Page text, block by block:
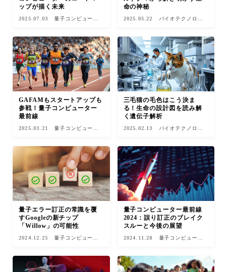
ップが描く未来
2025.07.03
量子コンピュータ
命の神秘
2025.05.22
バイオテクノロジ
GAFAMもスタートアップも
参戦！量子コンピューター
最前線
2025.03.21
量子コンピュータ
三毛猫の毛色はこう決ま
る！生命の設計図を読み解
く遺伝子解析
2025.02.13
バイオテクノロジ
量子エラー訂正の常識を覆
すGoogleの新チップ
「Willow」の可能性
2024.12.25
量子コンピュータ
量子コンピューター最前線
2024：誤り訂正のブレイク
スルーと今後の展望
2024.11.28
量子コンピュータ